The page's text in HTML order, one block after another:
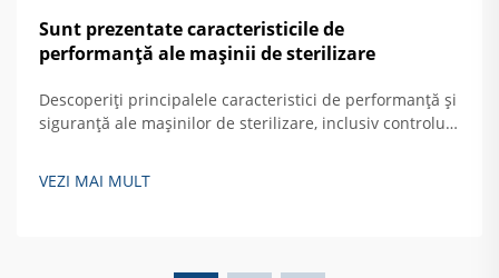
Sunt prezentate caracteristicile de
performanță ale mașinii de sterilizare
Descoperiți principalele caracteristici de performanță și
siguranță ale mașinilor de sterilizare, inclusiv controlul
sterilizare sigură și eficientă a oglinzilor rigide. Citiți mai
VEZI MAI MULT